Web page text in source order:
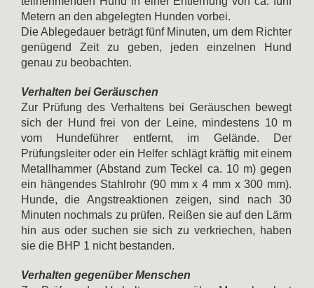
Metern an den abgelegten Hunden vorbei.
Die Ablegedauer beträgt fünf Minuten, um dem Richter
genügend Zeit zu geben, jeden einzelnen Hund
genau zu beobachten.
Verhalten bei Geräuschen
Zur Prüfung des Verhaltens bei Geräuschen bewegt
sich der Hund frei von der Leine, mindestens 10 m
vom Hundeführer entfernt, im Gelände. Der
Prüfungsleiter oder ein Helfer schlägt kräftig mit einem
Metallhammer (Abstand zum Teckel ca. 10 m) gegen
ein hängendes Stahlrohr (90 mm x 4 mm x 300 mm).
Hunde, die Angstreaktionen zeigen, sind nach 30
Minuten nochmals zu prüfen. Reißen sie auf den Lärm
hin aus oder suchen sie sich zu verkriechen, haben
sie die BHP 1 nicht bestanden.
Verhalten gegenüber Menschen